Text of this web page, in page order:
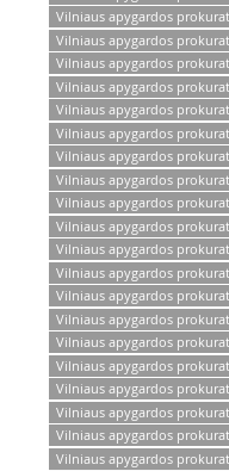
Vilniaus apygardos
Vilniaus apygardos
Vilniaus apygardos
Vilniaus apygardos
Vilniaus apygardos
Vilniaus apygardos
Vilniaus apygardos
Vilniaus apygardos
Vilniaus apygardos
Vilniaus apygardos
Vilniaus apygardos
Vilniaus apygardos
Vilniaus apygardos
Vilniaus apygardos
Vilniaus apygardos
Vilniaus apygardos
Vilniaus apygardos
Vilniaus apygardos
Vilniaus apygardos
Vilniaus apygardos